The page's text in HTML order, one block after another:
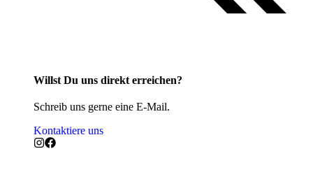
Willst Du uns direkt erreichen?
Schreib uns gerne eine E-Mail.
Kontaktiere uns